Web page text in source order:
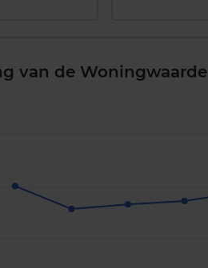
van de Woningwaarde